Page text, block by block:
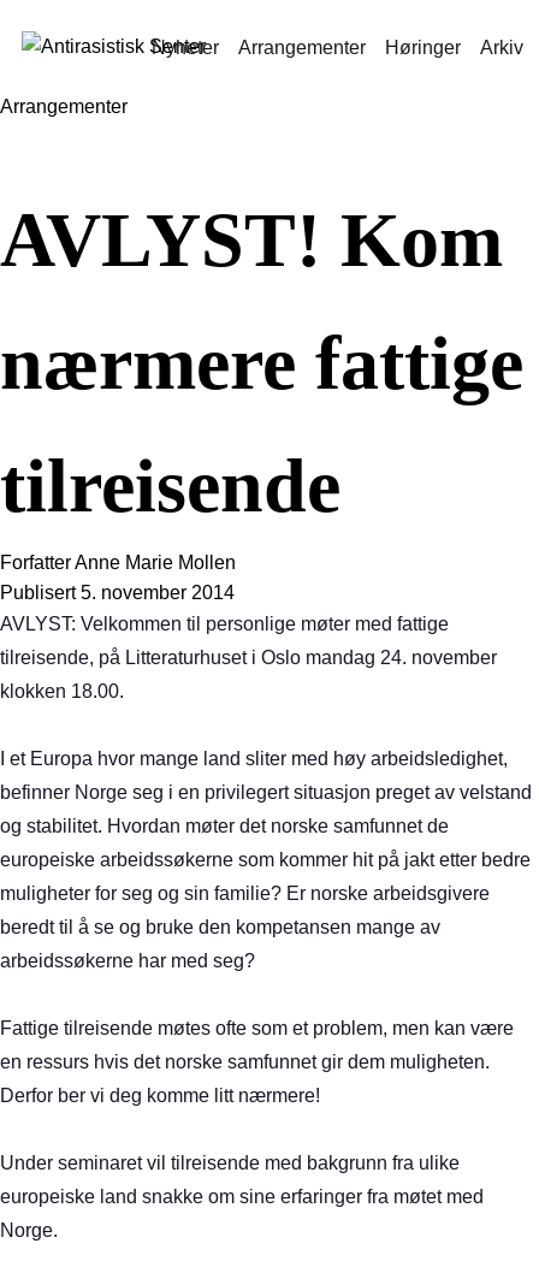
Nyheter Arrangementer Høringer Arkiv
Arrangementer
AVLYST! Kom
nærmere fattige
tilreisende
ForfatterAnne Marie Mollen
Publisert 5. november 2014
AVLYST: Velkommen til personlige møter med fattige
tilreisende, på Litteraturhuset i Oslo mandag 24. november
klokken 18.00.
I et Europa hvor mange land sliter med høy arbeidsledighet,
befinner Norge seg i en privilegert situasjon preget av velstand
og stabilitet. Hvordan møter det norske samfunnet de
europeiske arbeidssøkerne som kommer hit på jakt etter bedre
muligheter for seg og sin familie? Er norske arbeidsgivere
beredt til å se og bruke den kompetansen mange av
arbeidssøkerne har med seg?
Fattige tilreisende møtes ofte som et problem, men kan være
en ressurs hvis det norske samfunnet gir dem muligheten.
Derfor ber vi deg komme litt nærmere!
Under seminaret vil tilreisende med bakgrunn fra ulike
europeiske land snakke om sine erfaringer fra møtet med
Norge.